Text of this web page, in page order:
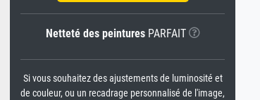
Netteté des peinturesPARFAIT
Si vous souhaitez des ajustements de luminosité et
de couleur, ou un recadrage personnalisé de l'image,